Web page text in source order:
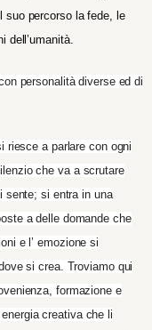
suo percorso la fede, le
dell’umanità.
personalità diverse ed di
riesce a parlare con ogni
che va a scrutare
sente; si entra in una
a delle domande che
e l’ emozione si
si crea. Troviamo qui
formazione e
creativa che li